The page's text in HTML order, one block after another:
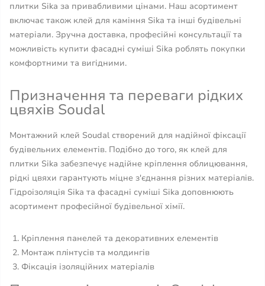
плитки Sika за привабливими цінами. Наш асортимент
включає також клей для каміння Sika та інші будівельні
матеріали. Зручна доставка, професійні консультації та
можливість купити фасадні суміші Sika роблять покупки
комфортними та вигідними.
Призначення та переваги рідких
цвяхів Soudal
Монтажний клей Soudal створений для надійної фіксації
будівельних елементів. Подібно до того, як клей для
плитки Sika забезпечує надійне кріплення облицювання,
рідкі цвяхи гарантують міцне з'єднання різних матеріалів.
Гідроізоляція Sika та фасадні суміші Sika доповнюють
асортимент професійної будівельної хімії.
Кріплення панелей та декоративних елементів
Монтаж плінтусів та молдингів
Фіксація ізоляційних матеріалів